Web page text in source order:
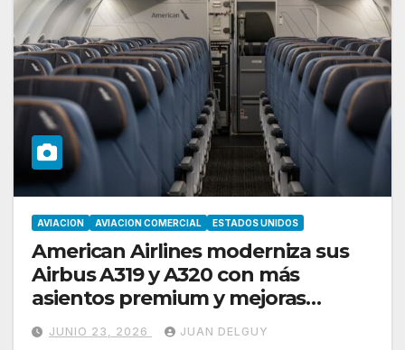
AVIACION AVIACION COMERCIAL ESTADOS UNIDOS
American Airlines moderniza sus
Airbus A319 y A320 con más
asientos premium y mejoras
tecnológicas
JUNIO 23, 2026 JUAN DELGUY